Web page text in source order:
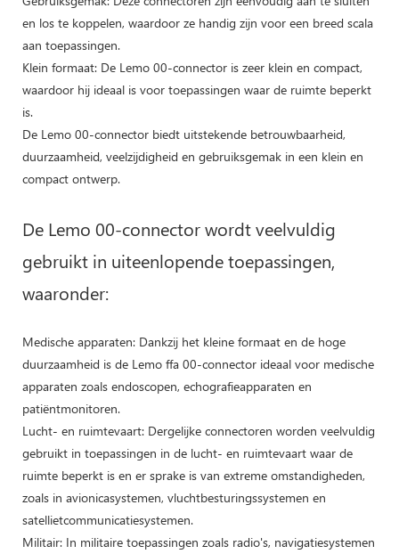
en los te koppelen, waardoor ze handig zijn voor een breed scala
aan toepassingen.
Klein formaat: De Lemo 00-connector is zeer klein en compact,
waardoor hij ideaal is voor toepassingen waar de ruimte beperkt
is.
De Lemo 00-connector biedt uitstekende betrouwbaarheid,
duurzaamheid, veelzijdigheid en gebruiksgemak in een klein en
compact ontwerp.
De Lemo 00-connector wordt veelvuldig
gebruikt in uiteenlopende toepassingen,
waaronder:
Medische apparaten: Dankzij het kleine formaat en de hoge
duurzaamheid is de Lemo ffa 00-connector ideaal voor medische
apparaten zoals endoscopen, echografieapparaten en
patiëntmonitoren.
Lucht- en ruimtevaart: Dergelijke connectoren worden veelvuldig
gebruikt in toepassingen in de lucht- en ruimtevaart waar de
ruimte beperkt is en er sprake is van extreme omstandigheden,
zoals in avionicasystemen, vluchtbesturingssystemen en
satellietcommunicatiesystemen.
Militair: In militaire toepassingen zoals radio's, navigatiesystemen